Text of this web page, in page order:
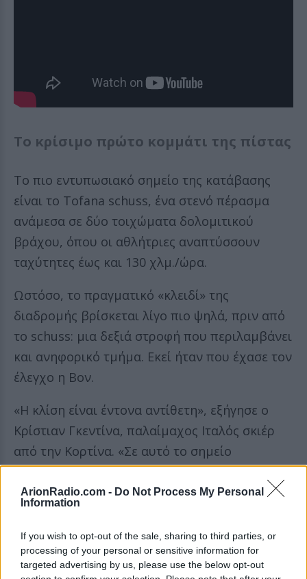
ArionRadio.com - Do Not Process My Personal
Information
If you wish to opt-out of the sale, sharing to third parties, or
processing of your personal or sensitive information for
targeted advertising by us, please use the below opt-out
Το κρίσιμο πρώτο κομμάτι της πίστας
Το πιο εντυπωσιακό σημείο της κατάβασης
είναι το Tofana schuss, ένα στενό πέρασμα
ανάμεσα σε δύο τοιχώματα δολομιτικού
βράχου, όπου οι αθλήτριες αναπτύσσουν
ταχύτητες έως και 130 χλμ./ώρα.
Ωστόσο, το πραγματικό «κλειδί» της
διαδρομής βρίσκεται λίγο πιο ψηλά, πριν από
το schuss: μια δεξιά στροφή που περιλαμβάνει
και ανηφορικό τμήμα. Εκεί ήταν που έχασε τον
έλεγχο η Βον.
«Η κλίση είναι έντονα αντίθετη», εξήγησε ο
Κρίστιαν Γκεντίνα, παλαίμαχος Ιταλός σκιέρ
από την Κορτίνα. «Σε αυτό το σημείο
καθορίζεται η ταχύτητα για όλη τη συνέχεια
της πίστας και αν δεν πάρεις τη σωστή
καταλήγεις να ανεβαίνεις ανηφορικά».
Το άλμα από το εξόγκωμα και η επαφή